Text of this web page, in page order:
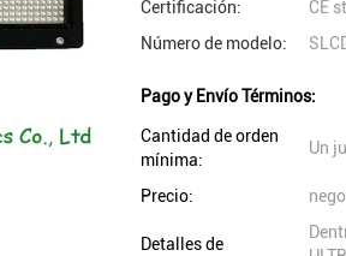
Certificación:
CE
Número de modelo:
Pago y Envío Términos:
Cantidad de orden
mínima:
Un
Precio:
Detalles de